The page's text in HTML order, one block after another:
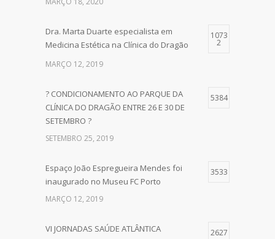
Dra. Marta Duarte especialista em
Medicina Estética na Clínica do Dragão
1073
2
MARÇO 12, 2019
? CONDICIONAMENTO AO PARQUE DA
CLÍNICA DO DRAGÃO ENTRE 26 E 30 DE
SETEMBRO ?
5384
SETEMBRO 25, 2019
Espaço João Espregueira Mendes foi
inaugurado no Museu FC Porto
3533
MARÇO 12, 2019
VI JORNADAS SAÚDE ATLÂNTICA 2627